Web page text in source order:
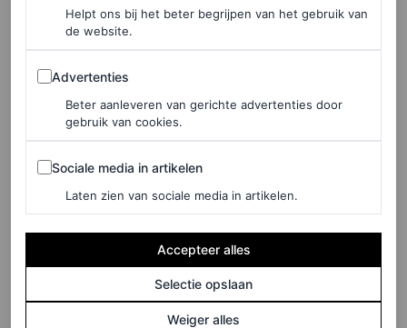
Double-breasted trenchcoat van imitatieleer met
schoudervulling, € 696
HIER TE KOOP
Trenchcoat van Mango
Helpt ons bij het beter begrijpen van het gebruik van
de website.
Advertenties
Advertenties
Beter aanleveren van gerichte advertenties door
gebruik van cookies.
Sociale media in artikelen
Sociale media in artikelen
Laten zien van sociale media in artikelen.
Accepteer alles
Selectie opslaan
Weiger alles